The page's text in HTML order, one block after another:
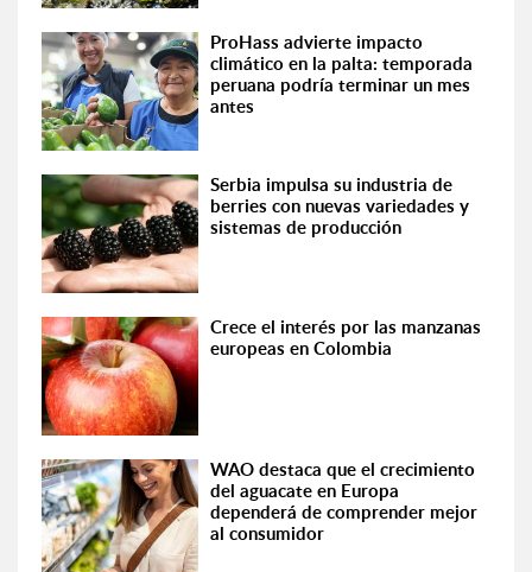
ProHass advierte impacto
climático en la palta: temporada
peruana podría terminar un mes
antes
Serbia impulsa su industria de
berries con nuevas variedades y
sistemas de producción
Crece el interés por las manzanas
europeas en Colombia
WAO destaca que el crecimiento
del aguacate en Europa
dependerá de comprender mejor
al consumidor